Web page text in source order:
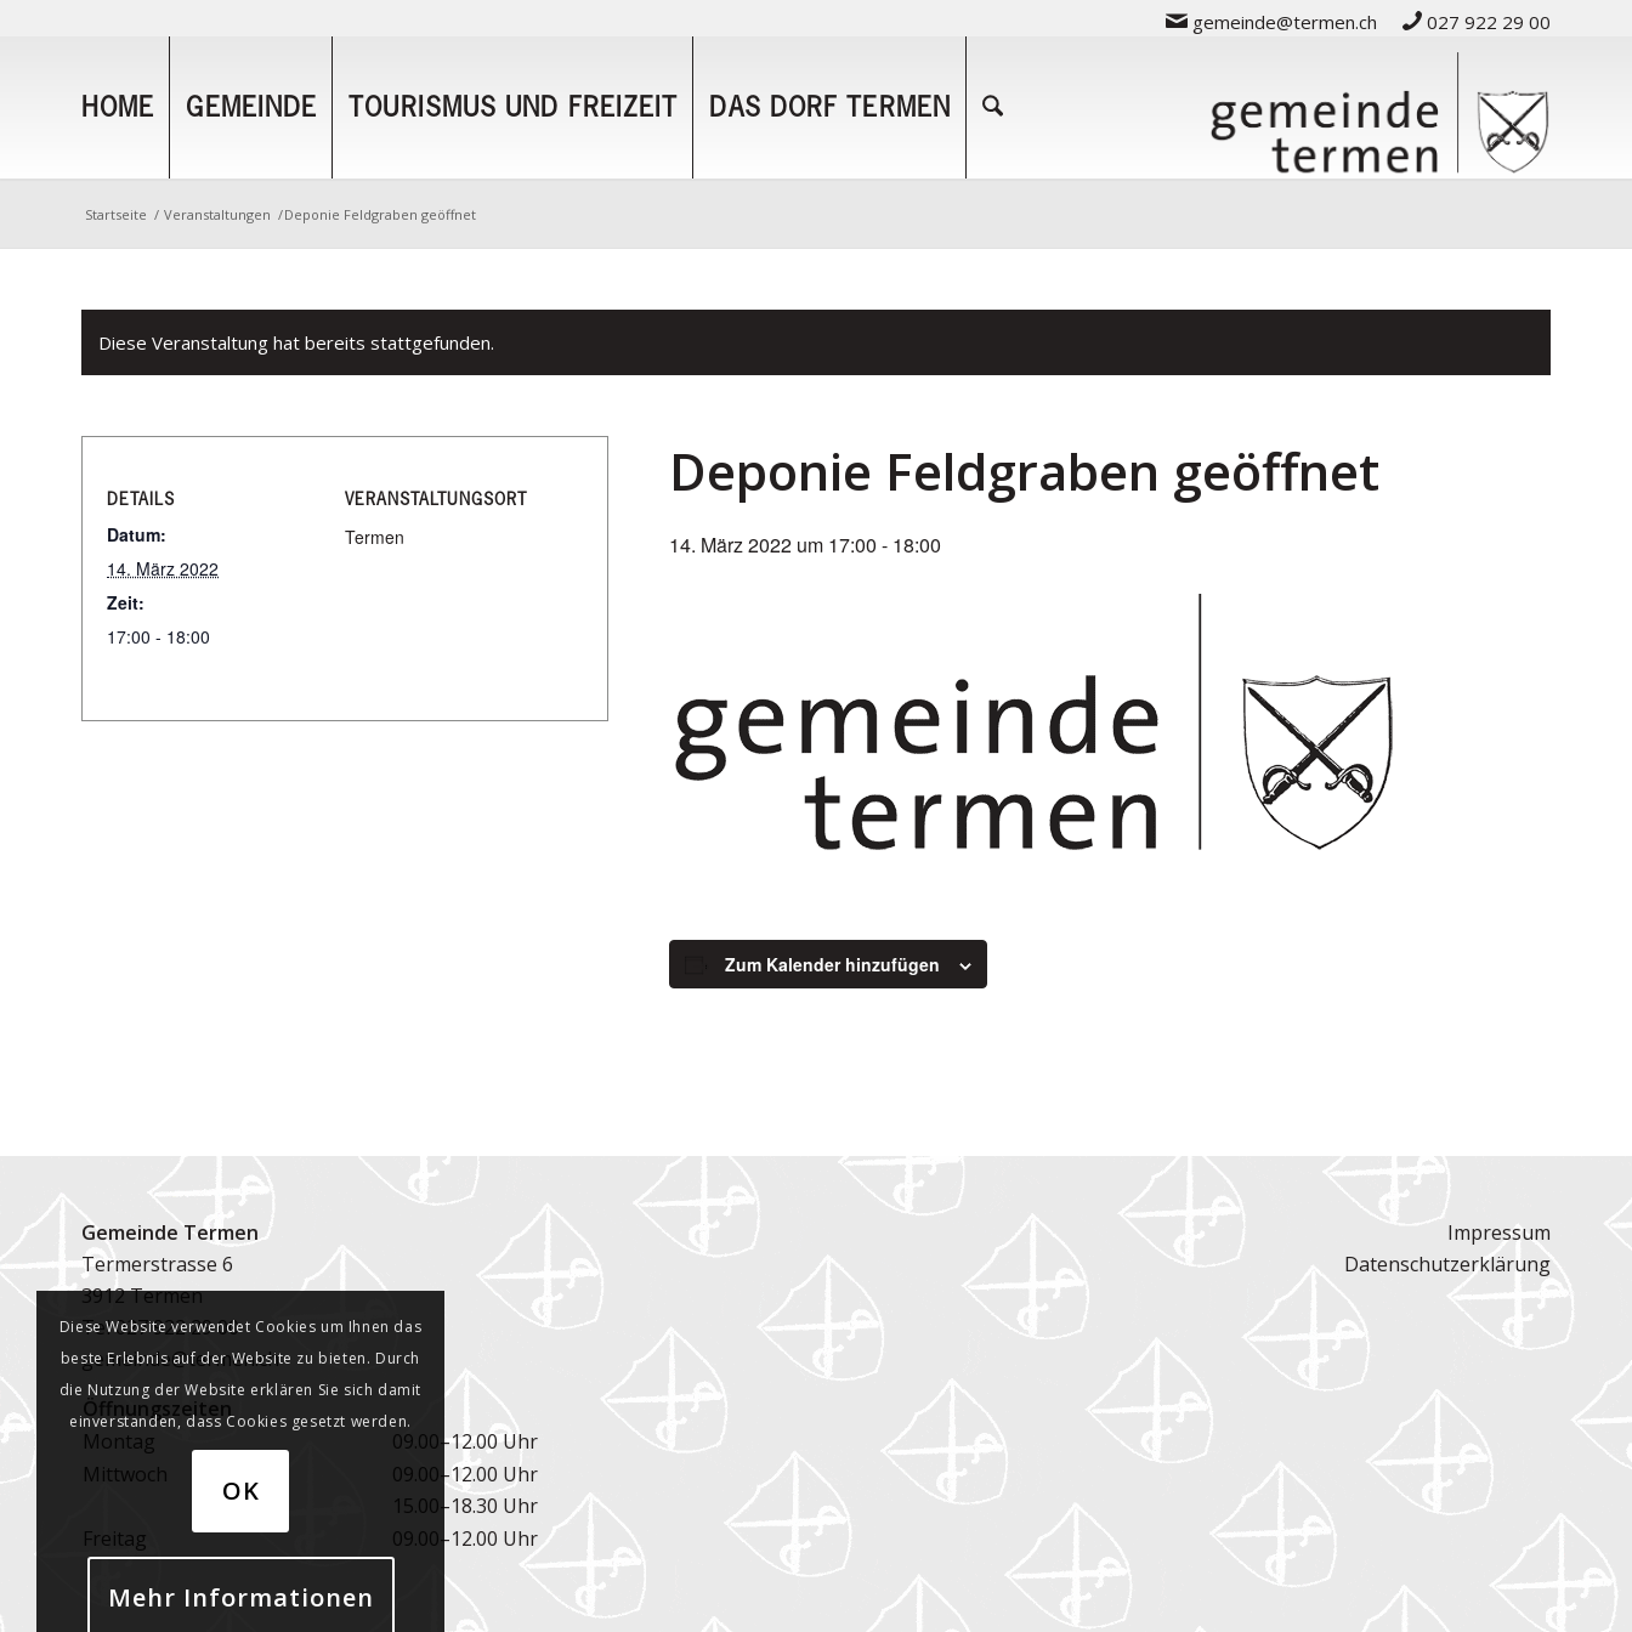
gemeinde@termen.ch 027 922 29 00
HOME GEMEINDE TOURISMUS UND FREIZEIT DAS DORF TERMEN
Startseite / Veranstaltungen /Deponie Feldgraben geöffnet
Diese Veranstaltung hat bereits stattgefunden.
Deponie Feldgraben geöffnet
14. März 2022 um 17:00 - 18:00
Zum Kalender hinzufügen
DETAILS
Datum:
14. März 2022
Zeit:
17:00 - 18:00
VERANSTALTUNGSORT
Termen
Gemeinde Termen
Termerstrasse 6
3912 Termen
Tel027 922 29 00
gemeinde@termen.ch
Öffnungszeiten
Montag
09.00–12.00 Uhr
Mittwoch
09.00–12.00 Uhr
15.00–18.30 Uhr
Freitag
09.00–12.00 Uhr
Impressum
Datenschutzerklärung
Diese Website verwendet Cookies um Ihnen das
beste Erlebnis auf der Website zu bieten. Durch
die Nutzung der Website erklären Sie sich damit
einverstanden, dass Cookies gesetzt werden.
OK
Mehr Informationen